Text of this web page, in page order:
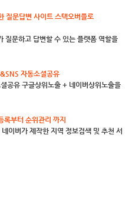
질문답변 사이트 스텍오버플로
문하고 답변할 수 있는 플랫폼 역할을
자동소셜공유
유 구글상위노출 + 네이버상위노출을
록부터 순위관리 까지
이버가 제작한 지역 정보검색 및 추천 서